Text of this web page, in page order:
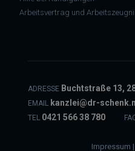
Arbeitsvertrag und
ADRESSE Buchtstraße 13,
EMAIL kanzlei@dr-
TEL 0421 566 38 780
Impressum |